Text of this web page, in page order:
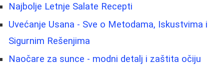
Najbolje Letnje Salate Recepti
Uvećanje Usana - Sve o Metodama, Iskustvima i
Sigurnim Rešenjima
Naočare za sunce - modni detalj i zaštita očiju